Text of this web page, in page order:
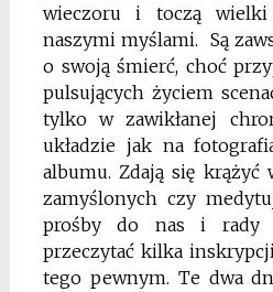
wieczoru i toczą
naszymi myślami. Są
o swoją śmierć, choć
pulsujących życiem
tylko w zawikłanej
układzie jak na
albumu. Zdają się krążyć
zamyślonych czy
prośby do nas i rady
przeczytać kilka
tego pewnym. Te dwa